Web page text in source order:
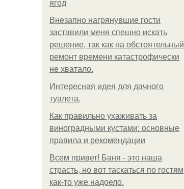
ягод
Внезапно нагрянувшие гости
заставили меня спешно искать
решение, так как на обстоятельный
ремонт времени катастрофически
не хватало.
Интересная идея для дачного
туалета.
Как правильно ухаживать за
виноградными кустами: основные
правила и рекомендации
Всем привет! Баня - это наша
страсть, но вот таскаться по гостям
как-то уже надоело.